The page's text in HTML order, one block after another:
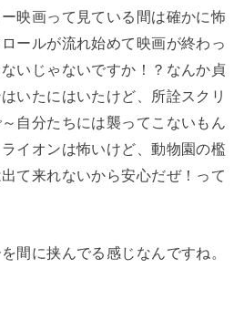
映画って見ている間は確かに怖
ールが流れ始めて映画が終わっ
いじゃないですか！？なんか貞
いたにはいたけど、所詮スクリ
自分たちには襲ってこないもん
イオンは怖いけど、動物園の檻
て来れないから安心だぜ！って
間に挟んでる感じなんですね。